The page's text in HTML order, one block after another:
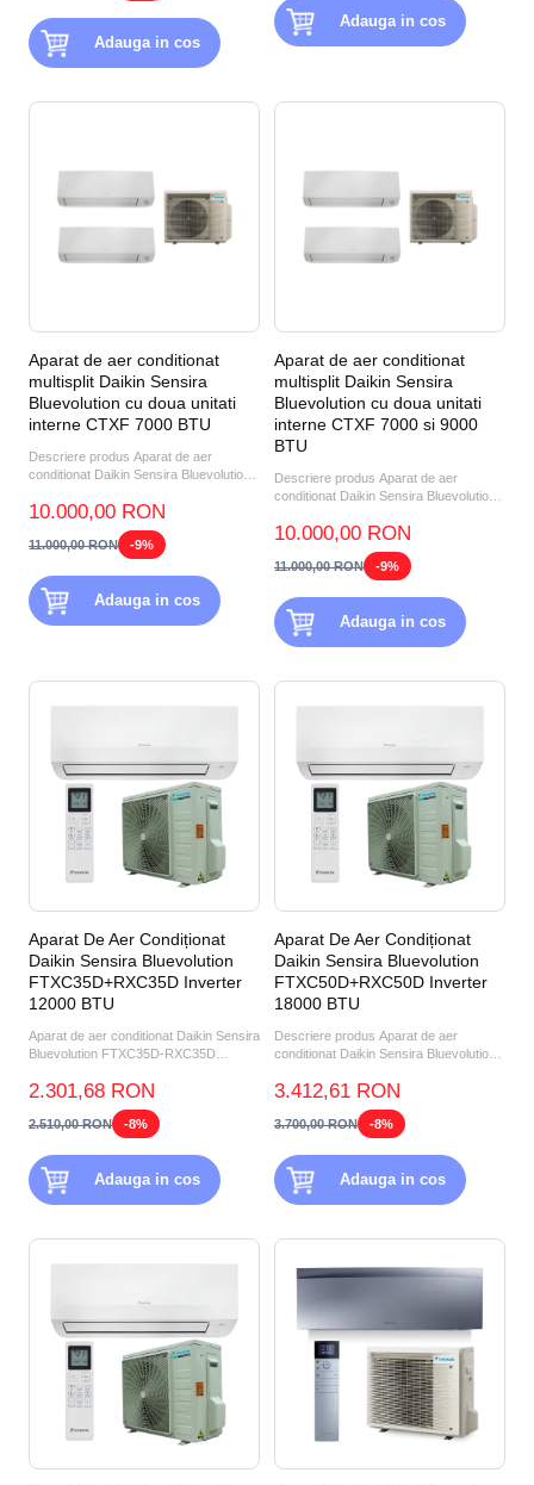
Adauga in cos
Adauga in cos
Aparat de aer conditionat
multisplit Daikin Sensira
Bluevolution cu doua unitati
interne CTXF 7000 BTU
Descriere produs Aparat de aer
conditionat Daikin Sensira Bluevolution
10.000,00 RON
11.000,00 RON -9%
Adauga in cos
Aparat de aer conditionat
multisplit Daikin Sensira
Bluevolution cu doua unitati
interne CTXF 7000 si 9000
BTU
Descriere produs Aparat de aer
conditionat Daikin Sensira Bluevolution
10.000,00 RON
11.000,00 RON -9%
Adauga in cos
Aparat De Aer Condiționat
Daikin Sensira Bluevolution
FTXC35D+RXC35D Inverter
12000 BTU
Aparat de aer conditionat Daikin Sensira
Bluevolution FTXC35D-RXC35D
2.301,68 RON
2.510,00 RON -8%
Adauga in cos
Aparat De Aer Condiționat
Daikin Sensira Bluevolution
FTXC50D+RXC50D Inverter
18000 BTU
Descriere produs Aparat de aer
conditionat Daikin Sensira Bluevolution
3.412,61 RON
3.700,00 RON -8%
Adauga in cos